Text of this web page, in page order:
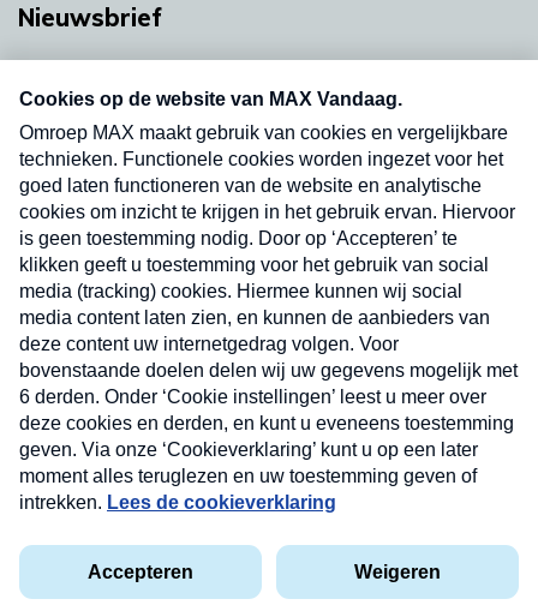
Nieuwsbrief
nieuwsbrief. Elke vrijdag- en dinsdagochtend in
uw mailbox.
Verzend
Privacyverklaring
Cookieverklaring
Kwetsbaarheid melden
Nieuwsbrief
Neem hier een gratis abonnement op onze
nieuwsbrief. Elke vrijdag- en dinsdagochtend in uw